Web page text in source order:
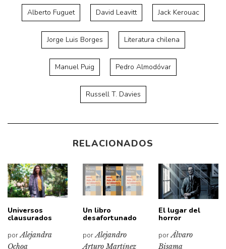
Alberto Fuguet David Leavitt Jack Kerouac
Jorge Luis Borges Literatura chilena
Manuel Puig Pedro Almodóvar
Russell T. Davies
RELACIONADOS
Universos
clausurados
porAlejandra
Ochoa
Un libro
desafortunado
porAlejandro
Arturo Martínez
El lugar del
horror
porÁlvaro
Bisama